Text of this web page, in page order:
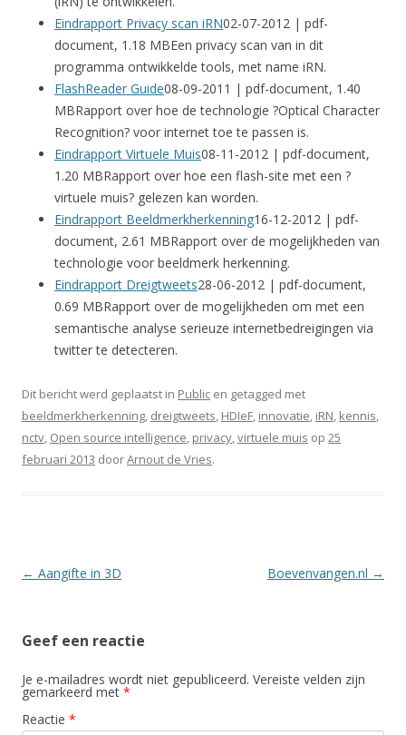
Eindrapport Privacy scan iRN02-07-2012 | pdf-
document, 1.18 MBEen privacy scan van in dit
programma ontwikkelde tools, met name iRN.
FlashReader Guide08-09-2011 | pdf-document, 1.40
MBRapport over hoe de technologie ?Optical Character
Recognition? voor internet toe te passen is.
Eindrapport Virtuele Muis08-11-2012 | pdf-document,
1.20 MBRapport over hoe een flash-site met een ?
virtuele muis? gelezen kan worden.
Eindrapport Beeldmerkherkenning16-12-2012 | pdf-
document, 2.61 MBRapport over de mogelijkheden van
technologie voor beeldmerk herkenning.
Eindrapport Dreigtweets28-06-2012 | pdf-document,
0.69 MBRapport over de mogelijkheden om met een
semantische analyse serieuze internetbedreigingen via
twitter te detecteren.
Dit bericht werd geplaatst in Public en getagged met
beeldmerkherkenning, dreigtweets, HDIeF, innovatie, iRN, kennis,
nctv, Open source intelligence, privacy,virtuele muis op 25
februari 2013 doorArnout de Vries.
Berichtnavigatie
← Aangifte in 3D Boevenvangen.nl →
Geef een reactie
Je e-mailadres wordt niet gepubliceerd. Vereiste velden zijn
gemarkeerd met *
Reactie *